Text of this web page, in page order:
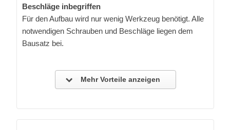
Beschläge inbegriffen
Für den Aufbau wird nur wenig Werkzeug benötigt. Alle
notwendigen Schrauben und Beschläge liegen dem
Bausatz bei.
Mehr Vorteile anzeigen